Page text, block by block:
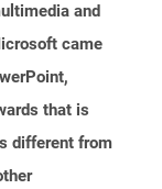
and
came
that is
different from